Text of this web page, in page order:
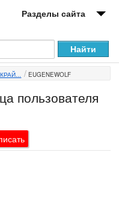
Разделы сайта
EUGENEWOLF
пользователя